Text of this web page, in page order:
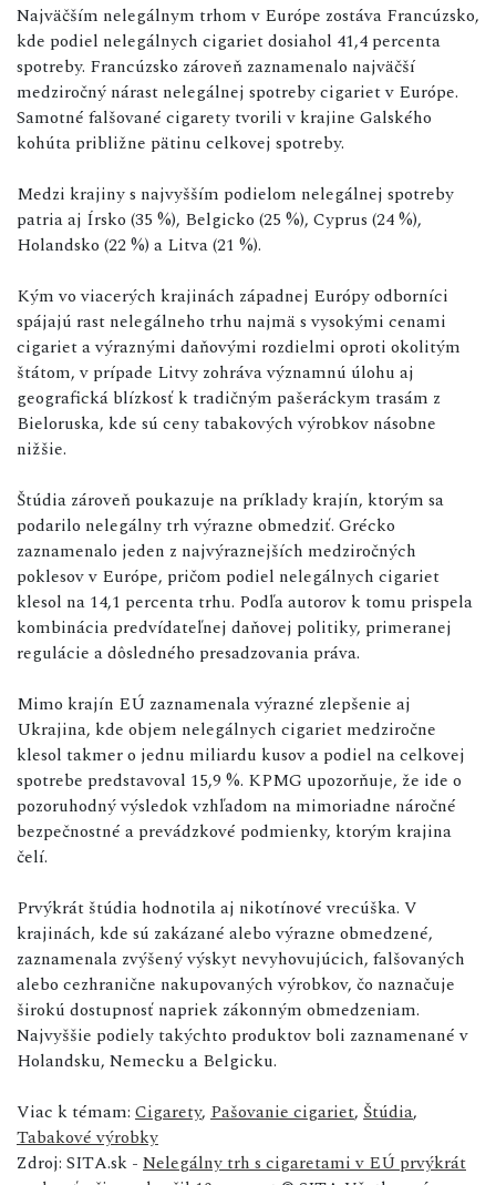
Najväčším nelegálnym trhom v Európe zostáva Francúzsko,
kde podiel nelegálnych cigariet dosiahol 41,4 percenta
spotreby. Francúzsko zároveň zaznamenalo najväčší
medziročný nárast nelegálnej spotreby cigariet v Európe.
Samotné falšované cigarety tvorili v krajine Galského
kohúta približne pätinu celkovej spotreby.
Medzi krajiny s najvyšším podielom nelegálnej spotreby
patria aj Írsko (35 %), Belgicko (25 %), Cyprus (24 %),
Holandsko (22 %) a Litva (21 %).
Kým vo viacerých krajinách západnej Európy odborníci
spájajú rast nelegálneho trhu najmä s vysokými cenami
cigariet a výraznými daňovými rozdielmi oproti okolitým
štátom, v prípade Litvy zohráva významnú úlohu aj
geografická blízkosť k tradičným pašeráckym trasám z
Bieloruska, kde sú ceny tabakových výrobkov násobne
nižšie.
Štúdia zároveň poukazuje na príklady krajín, ktorým sa
podarilo nelegálny trh výrazne obmedziť. Grécko
zaznamenalo jeden z najvýraznejších medziročných
poklesov v Európe, pričom podiel nelegálnych cigariet
klesol na 14,1 percenta trhu. Podľa autorov k tomu prispela
kombinácia predvídateľnej daňovej politiky, primeranej
regulácie a dôsledného presadzovania práva.
Mimo krajín EÚ zaznamenala výrazné zlepšenie aj
Ukrajina, kde objem nelegálnych cigariet medziročne
klesol takmer o jednu miliardu kusov a podiel na celkovej
spotrebe predstavoval 15,9 %. KPMG upozorňuje, že ide o
pozoruhodný výsledok vzhľadom na mimoriadne náročné
bezpečnostné a prevádzkové podmienky, ktorým krajina
čelí.
Prvýkrát štúdia hodnotila aj nikotínové vrecúška. V
krajinách, kde sú zakázané alebo výrazne obmedzené,
zaznamenala zvýšený výskyt nevyhovujúcich, falšovaných
alebo cezhranične nakupovaných výrobkov, čo naznačuje
širokú dostupnosť napriek zákonným obmedzeniam.
Najvyššie podiely takýchto produktov boli zaznamenané v
Holandsku, Nemecku a Belgicku.
Viac k témam: Cigarety, Pašovanie cigariet, Štúdia,
Tabakové výrobky
Zdroj: SITA.sk - Nelegálny trh s cigaretami v EÚ prvýkrát